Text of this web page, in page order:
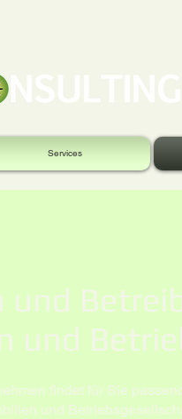
Services
und
und
findet für Sie
und